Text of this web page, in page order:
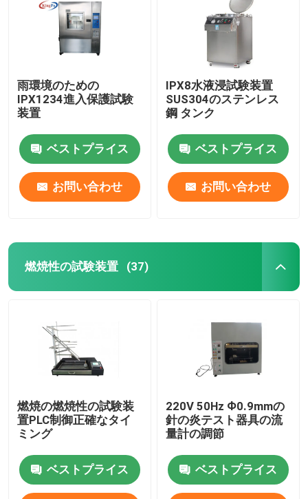
雨環境のための
IPX1234進入保護試験
装置
ベストプライス
お問い合わせ
IPX8水液浸試験装置
SUS304のステンレス
鋼 タンク
ベストプライス
お問い合わせ
燃焼性の試験装置 (37)
燃焼の燃焼性の試験装
置PLC制御正確なタイ
ミング
ベストプライス
220V 50Hz Ф0.9mmの
針の炎テスト器具の流
量計の調節
ベストプライス